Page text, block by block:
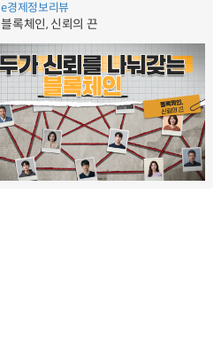
e경제정보리뷰
블록체인, 신뢰의 끈